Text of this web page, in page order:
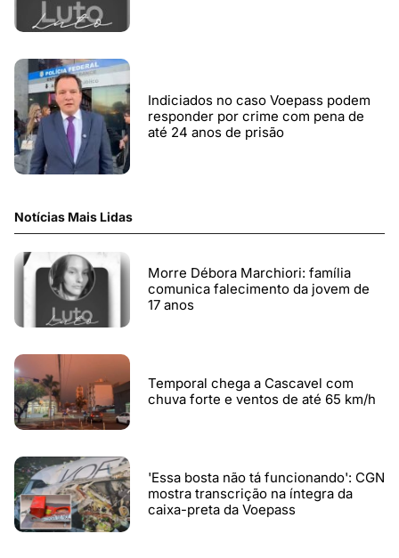
Indiciados no caso Voepass podem
responder por crime com pena de
até 24 anos de prisão
Notícias Mais Lidas
Morre Débora Marchiori: família
comunica falecimento da jovem de
17 anos
Temporal chega a Cascavel com
chuva forte e ventos de até 65 km/h
'Essa bosta não tá funcionando': CGN
mostra transcrição na íntegra da
caixa-preta da Voepass